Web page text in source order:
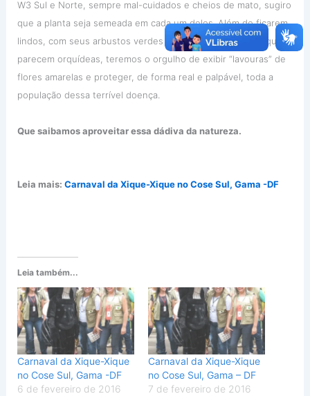
W3 Sul e Norte, sempre mal-cuidados e cheios de mato, sugiro
que a planta seja semeada em cada um deles. Além de ficarem
lindos, com seus arbustos verdes e suas flores amarelas que
parecem orquídeas, teremos o orgulho de exibir “lavouras” de
flores amarelas e proteger, de forma real e palpável, toda a
população dessa terrível doença.
Que saibamos aproveitar essa dádiva da natureza.
Leia mais: Carnaval da Xique-Xique no Cose Sul, Gama -DF
Leia também...
Carnaval da Xique-Xique
no Cose Sul, Gama -DF
6 de fevereiro de 2016
Carnaval da Xique-Xique
no Cose Sul, Gama – DF
7 de fevereiro de 2016